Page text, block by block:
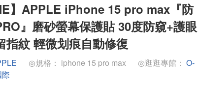
】APPLE iPhone 15 pro max『防
』磨砂螢幕保護貼 30度防窺+護眼
指紋 輕微划痕自動修復
◎規格： iphone 15 pro max ◎逛逛專館： O-